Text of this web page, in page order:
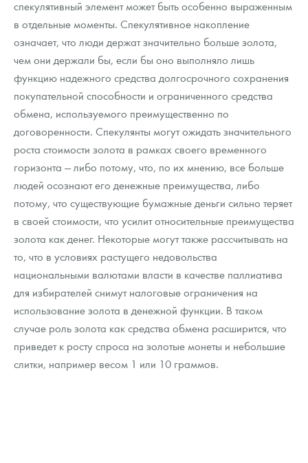
Русская нумизматика
Наборы подарочных и коллекционных монет
Монеты и жетоны из недрагоценных металлов
Книги по нумизматике
спекулятивный элемент может быть особенно выраженным
в отдельные моменты. Спекулятивное накопление
означает, что люди держат значительно больше золота,
чем они держали бы, если бы оно выполняло лишь
функцию надежного средства долгосрочного сохранения
покупательной способности и ограниченного средства
обмена, используемого преимущественно по
договоренности. Спекулянты могут ожидать значительного
роста стоимости золота в рамках своего временного
горизонта — либо потому, что, по их мнению, все больше
людей осознают его денежные преимущества, либо
потому, что существующие бумажные деньги сильно теряет
в своей стоимости, что усилит относительные преимущества
золота как денег. Некоторые могут также рассчитывать на
то, что в условиях растущего недовольства
национальными валютами власти в качестве паллиатива
для избирателей снимут налоговые ограничения на
использование золота в денежной функции. В таком
случае роль золота как средства обмена расширится, что
приведет к росту спроса на золотые монеты и небольшие
слитки, например весом 1 или 10 граммов.